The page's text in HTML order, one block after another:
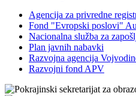
Agencija za privredne
Fond "Evropski poslovi"
Nacionalna služba za
Plan javnih nabavki
Razvojna agencija
Razvojni fond APV